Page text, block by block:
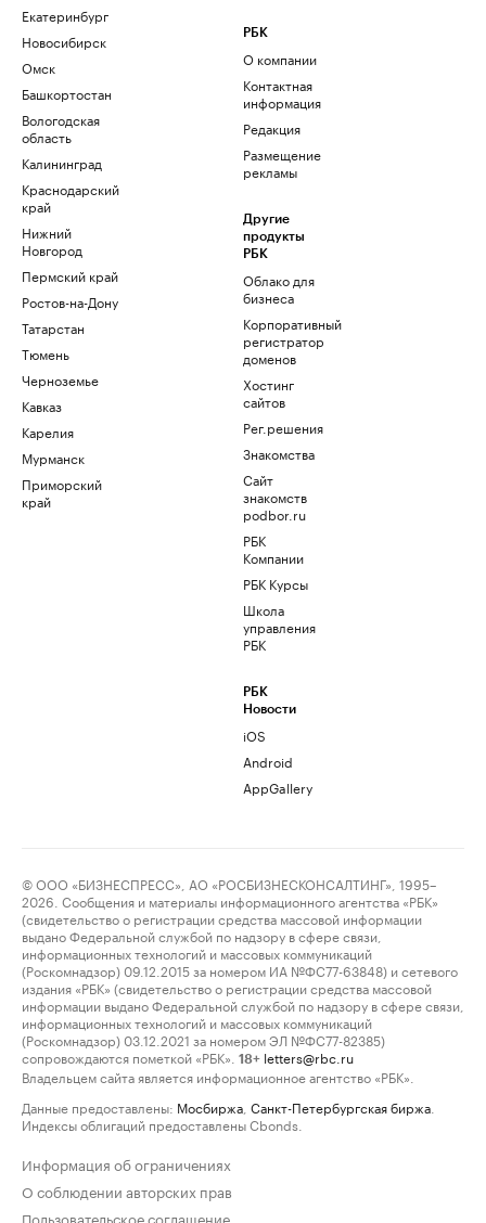
Екатеринбург
Новосибирск
Омск
Башкортостан
Вологодская
область
Калининград
Краснодарский
край
Нижний
Новгород
Пермский край
Ростов-на-Дону
Татарстан
Тюмень
Черноземье
Кавказ
Карелия
Мурманск
Приморский
край
РБК
О компании
Контактная
информация
Редакция
Размещение
рекламы
Другие
продукты
РБК
Облако для
бизнеса
Корпоративный
регистратор
доменов
Хостинг
сайтов
Рег.решения
Знакомства
Сайт
знакомств
podbor.ru
РБК
Компании
РБК Курсы
Школа
управления
РБК
РБК
Новости
iOS
Android
AppGallery
© ООО «БИЗНЕСПРЕСС», АО «РОСБИЗНЕСКОНСАЛТИНГ», 1995–
2026. Сообщения и материалы информационного агентства «РБК»
(свидетельство о регистрации средства массовой информации
выдано Федеральной службой по надзору в сфере связи,
информационных технологий и массовых коммуникаций
(Роскомнадзор) 09.12.2015 за номером ИА №ФС77-63848) и сетевого
издания «РБК» (свидетельство о регистрации средства массовой
информации выдано Федеральной службой по надзору в сфере связи,
информационных технологий и массовых коммуникаций
(Роскомнадзор) 03.12.2021 за номером ЭЛ №ФС77-82385)
сопровождаются пометкой «РБК».
18+ letters@rbc.ru
Владельцем сайта является информационное агентство «РБК».
Данные предоставлены: Мосбиржа Санкт-Петербургская биржа
Индексы облигаций предоставлены Cbonds.
Информация об ограничениях
О соблюдении авторских прав
Пользовательское соглашение